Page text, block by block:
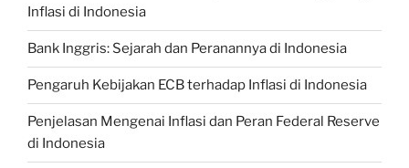
Inflasi di Indonesia
Bank Inggris: Sejarah dan Peranannya di Indonesia
Pengaruh Kebijakan ECB terhadap Inflasi di Indonesia
Penjelasan Mengenai Inflasi dan Peran Federal Reserve
di Indonesia